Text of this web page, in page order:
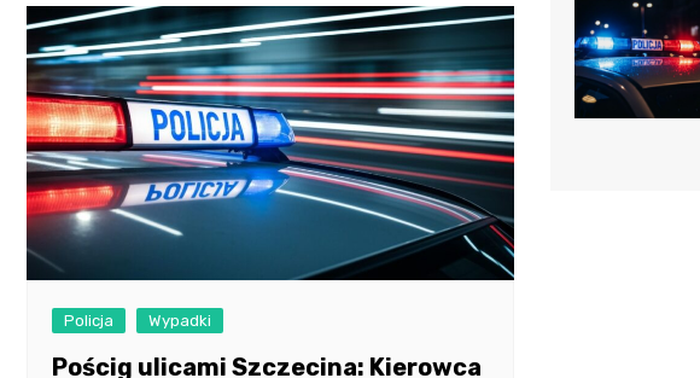
Policja Wypadki
Pościg ulicami Szczecina: Kierowca